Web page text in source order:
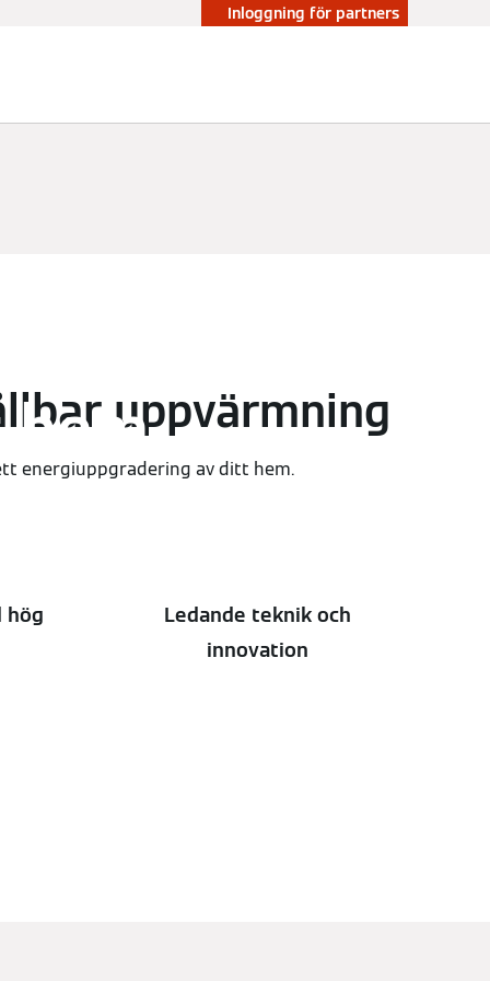
Inloggning för partners
uppvärmning
energiuppgradering av ditt hem.
hög
Ledande teknik och
innovation